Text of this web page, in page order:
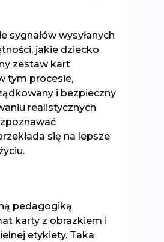
sygnałów wysyłanych
jakie dziecko
zestaw kart
tym procesie,
i bezpieczny
realistycznych
się na lepsze
pedagogiką
karty z obrazkiem i
etykiety. Taka